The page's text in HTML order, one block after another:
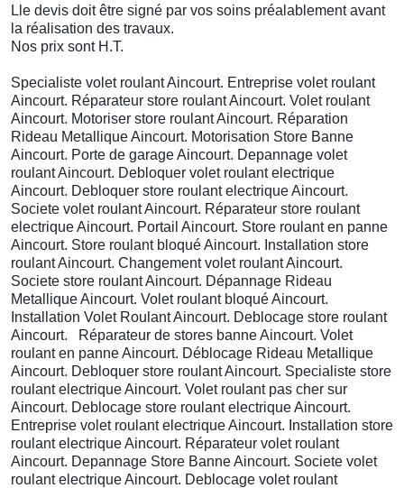
Lle devis doit être signé par vos soins préalablement avant
la réalisation des travaux.
Nos prix sont H.T.
Specialiste volet roulant Aincourt. Entreprise volet roulant
Aincourt. Réparateur store roulant Aincourt. Volet roulant
Aincourt. Motoriser store roulant Aincourt. Réparation
Rideau Metallique Aincourt. Motorisation Store Banne
Aincourt. Porte de garage Aincourt. Depannage volet
roulant Aincourt. Debloquer volet roulant electrique
Aincourt. Debloquer store roulant electrique Aincourt.
Societe volet roulant Aincourt. Réparateur store roulant
electrique Aincourt. Portail Aincourt. Store roulant en panne
Aincourt. Store roulant bloqué Aincourt. Installation store
roulant Aincourt. Changement volet roulant Aincourt.
Societe store roulant Aincourt. Dépannage Rideau
Metallique Aincourt. Volet roulant bloqué Aincourt.
Installation Volet Roulant Aincourt. Deblocage store roulant
Aincourt. Réparateur de stores banne Aincourt. Volet
roulant en panne Aincourt. Déblocage Rideau Metallique
Aincourt. Debloquer store roulant Aincourt. Specialiste store
roulant electrique Aincourt. Volet roulant pas cher sur
Aincourt. Deblocage store roulant electrique Aincourt.
Entreprise volet roulant electrique Aincourt. Installation store
roulant electrique Aincourt. Réparateur volet roulant
Aincourt. Depannage Store Banne Aincourt. Societe volet
roulant electrique Aincourt. Deblocage volet roulant